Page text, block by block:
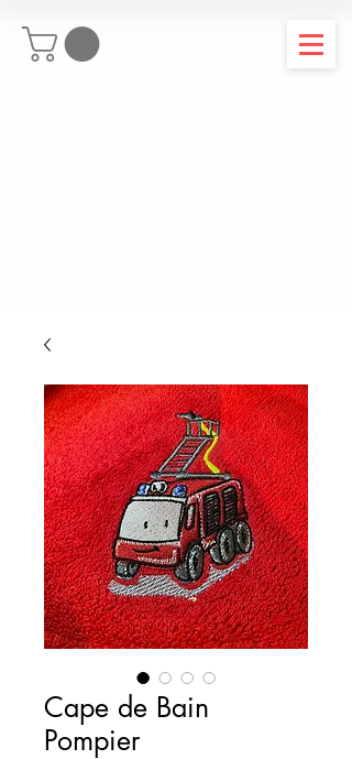
Cape de Bain
Pompier